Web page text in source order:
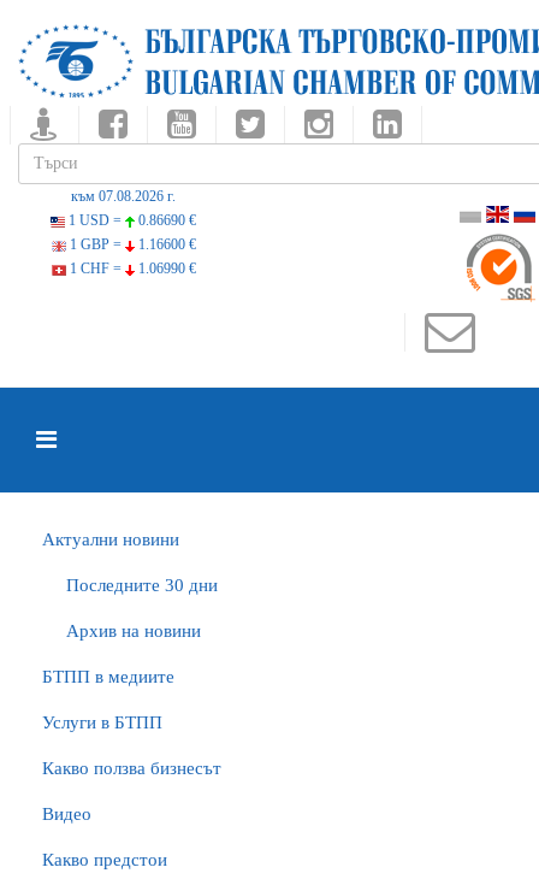
към 07.08.2026 г.
1 USD =
0.86690 €
1 GBP =
1.16600 €
1 CHF =
1.06990 €
Актуални новини
Последните 30 дни
Архив на новини
БTПП в медиите
Услуги в БТПП
Какво ползва бизнесът
Видео
Какво предстои